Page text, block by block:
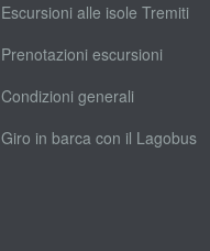
Escursioni alle isole Tremiti
Prenotazioni escursioni
Condizioni generali
Giro in barca con il Lagobus